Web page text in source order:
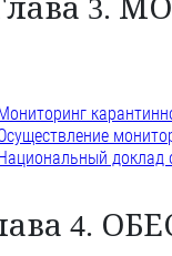
3.
доклад
4.